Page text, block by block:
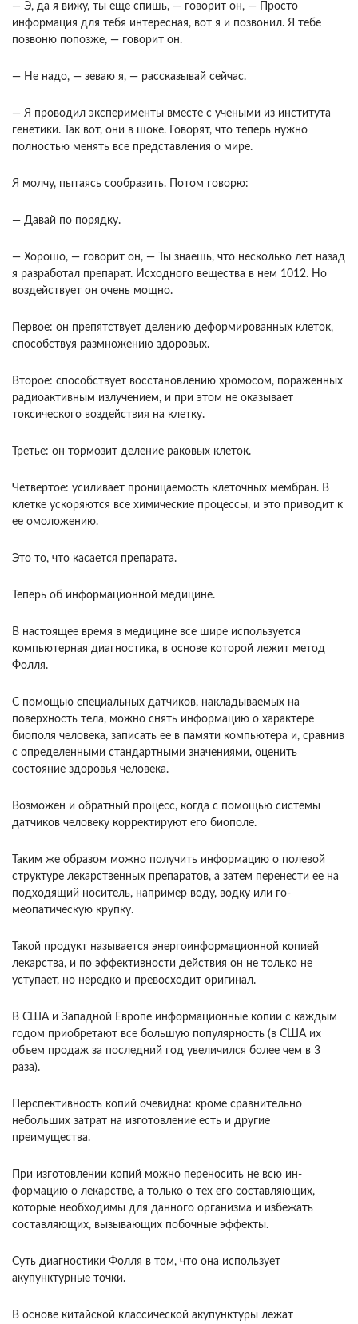
— Э, да я вижу, ты еще спишь, — говорит он, — Просто
информация для тебя интересная, вот я и позвонил. Я тебе
позвоню попозже, — го­ворит он.
— Не надо, — зеваю я, — рассказывай сейчас.
— Я проводил эксперименты вместе с учеными из института
генетики. Так вот, они в шоке. Гово­рят, что теперь нужно
полностью менять все пред­ставления о мире.
Я молчу, пытаясь сообразить. Потом говорю:
— Давай по порядку.
— Хорошо, — говорит он, — Ты знаешь, что несколько лет назад
я разработал препарат. Ис­ходного вещества в нем 1012. Но
воздействует он очень мощно.
Первое: он препятствует делению деформиро­ванных клеток,
способствуя размножению здо­ровых.
Второе: способствует восстановлению хромо­сом, пораженных
радиоактивным излучением, и при этом не оказывает
токсического воздействия на клетку.
Третье: он тормозит деление раковых клеток.
Четвертое: усиливает проницаемость клеточных мембран. В
клетке ускоряются все химические процессы, и это приводит к
ее омоложению.
Это то, что касается препарата.
Теперь об ин­формационной медицине.
В настоящее время в ме­дицине все шире используется
компьютерная диа­гностика, в основе которой лежит метод
Фолля.
С помощью специальных датчиков, накладывае­мых на
поверхность тела, можно снять информа­цию о характере
биополя человека, записать ее в памяти компьютера и, сравнив
с определенными стандартными значениями, оценить
состояние здо­ровья человека.
Возможен и обратный процесс, когда с помощью системы
датчиков человеку кор­ректируют его биополе.
Таким же образом можно получить информацию о полевой
структуре лекар­ственных препаратов, а затем перенести ее на
под­ходящий носитель, например воду, водку или го­
меопатическую крупку.
Такой продукт называется энергоинформационной копией
лекарства, и по эффективности действия он не только не
уступает, но нередко и превосходит оригинал.
В США и За­падной Европе информационные копии с каждым
годом приобретают все большую популярность (в США их
объем продаж за последний год увели­чился более чем в 3
раза).
Перспективность копий очевидна: кроме сравнительно
небольших затрат на изготовление есть и другие
преимущества.
При изготовлении копий можно переносить не всю ин­
формацию о лекарстве, а только о тех его состав­ляющих,
которые необходимы для данного орга­низма и избежать
составляющих, вызывающих побочные эффекты.
Суть диагностики Фолля в том, что она использует
акупунктурные точки.
В основе китайской классической акупунктуры лежат